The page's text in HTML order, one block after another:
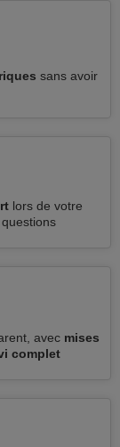
sans avoir
lors de votre
avec mises
complet